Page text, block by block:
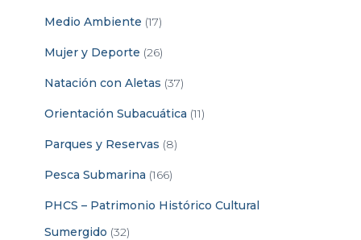
Medio Ambiente (17)
Mujer y Deporte (26)
Natación con Aletas (37)
Orientación Subacuática (11)
Parques y Reservas (8)
Pesca Submarina (166)
PHCS – Patrimonio Histórico Cultural
Sumergido (32)